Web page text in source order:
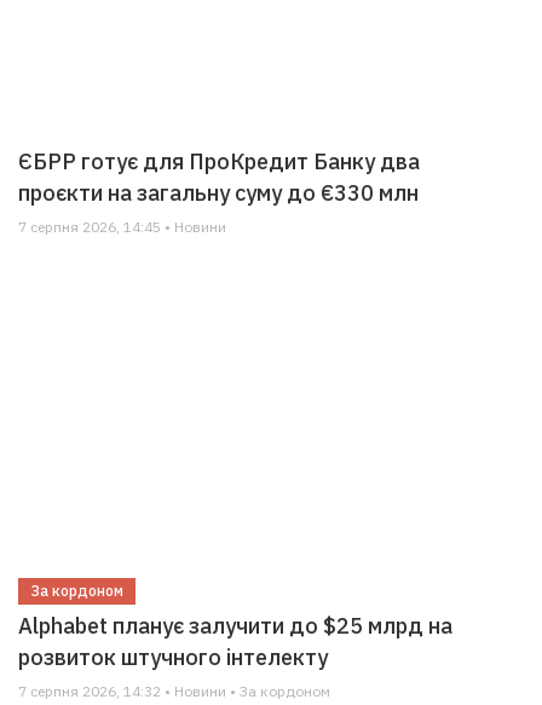
ЄБРР готує для ПроКредит Банку два
проєкти на загальну суму до €330 млн
7 серпня 2026, 14:45 • Новини
За кордоном
Alphabet планує залучити до $25 млрд на
розвиток штучного інтелекту
7 серпня 2026, 14:32 • Новини • За кордоном